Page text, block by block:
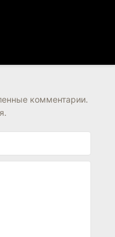
комментарии.